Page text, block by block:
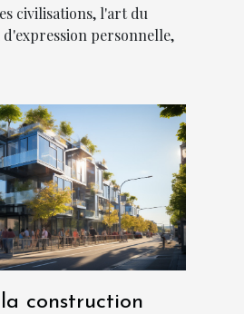
culturelle
civilisations, l'art du
d'expression personnelle,
construction